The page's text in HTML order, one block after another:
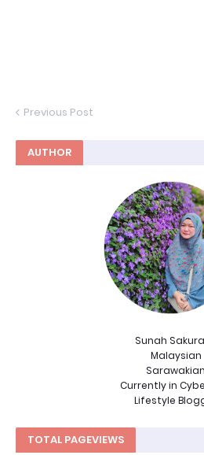
Previous Post
AUTHOR
Sunah
Malaysian
Sarawakian
Currently in
Lifestyle
TOTAL PAGEVIEWS